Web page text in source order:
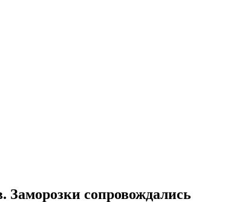
Заморозки сопровождались